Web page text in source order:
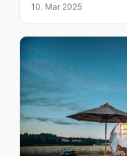
10. Mar 2025